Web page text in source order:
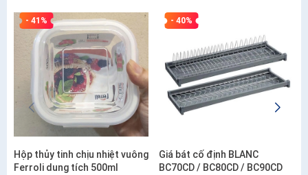
- 41%
Hộp thủy tinh chịu nhiệt vuông
Ferroli dung tích 500ml
- 40%
Giá bát cố định BLANC
BC70CD / BC80CD / BC90CD